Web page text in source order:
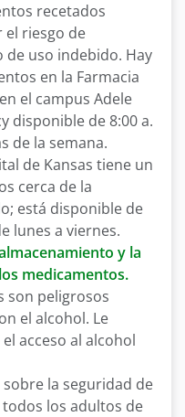
recetados
riesgo de
de uso indebido. Hay
en la Farmacia
el campus Adele
disponible de 8:00 a.
de la semana.
de Kansas tiene un
cerca de la
está disponible de
lunes a viernes.
y la
medicamentos.
son peligrosos
el alcohol. Le
acceso al alcohol
la seguridad de
los adultos de